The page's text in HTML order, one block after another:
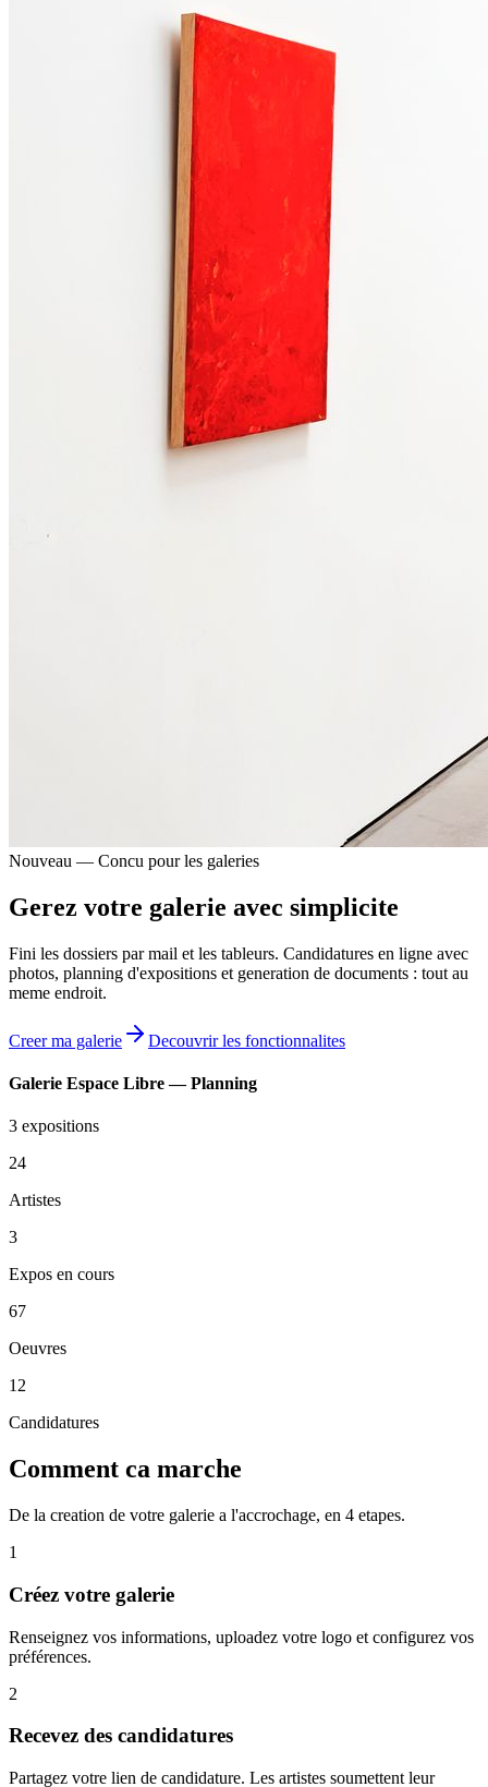
Nouveau — Concu pour les galeries
Gerez votre galerie avec simplicite
Fini les dossiers par mail et les tableurs. Candidatures en ligne avec
photos, planning d'expositions et generation de documents : tout au
meme endroit.
Creer ma galerie Decouvrir les fonctionnalites
Galerie Espace Libre — Planning
3 expositions
24
Artistes
3
Expos en cours
67
Oeuvres
12
Candidatures
Comment ca marche
De la creation de votre galerie a l'accrochage, en 4 etapes.
1
Créez votre galerie
Renseignez vos informations, uploadez votre logo et configurez vos
préférences.
2
Recevez des candidatures
Partagez votre lien de candidature. Les artistes soumettent leur